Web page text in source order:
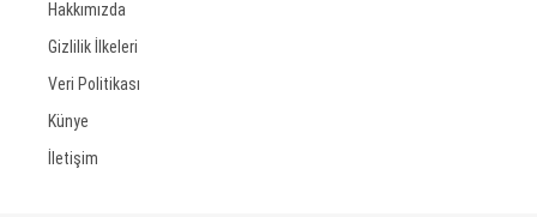
Hakkımızda
Gizlilik İlkeleri
Veri Politikası
Künye
İletişim